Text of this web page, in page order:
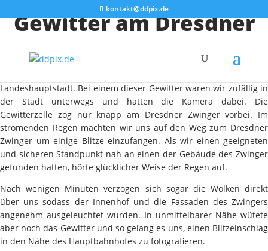
kontakt@ddpix.de
Gewitter am Dresdner
Landeshauptstadt. Bei einem dieser Gewitter waren wir zufällig in
der Stadt unterwegs und hatten die Kamera dabei. Die
Gewitterzelle zog nur knapp am Dresdner Zwinger vorbei. Im
strömenden Regen machten wir uns auf den Weg zum Dresdner
Zwinger um einige Blitze einzufangen. Als wir einen geeigneten
und sicheren Standpunkt nah an einen der Gebäude des Zwinger
gefunden hatten, hörte glücklicher Weise der Regen auf.
Nach wenigen Minuten verzogen sich sogar die Wolken direkt
über uns sodass der Innenhof und die Fassaden des Zwingers
angenehm ausgeleuchtet wurden. In unmittelbarer Nähe wütete
aber noch das Gewitter und so gelang es uns, einen Blitzeinschlag
in den Nähe des Hauptbahnhofes zu fotografieren.